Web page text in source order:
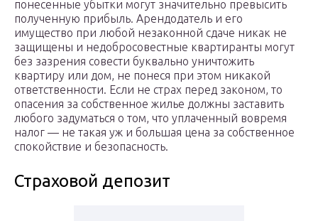
понесенные убытки могут значительно превысить
полученную прибыль. Арендодатель и его
имущество при любой незаконной сдаче никак не
защищены и недобросовестные квартиранты могут
без зазрения совести буквально уничтожить
квартиру или дом, не понеся при этом никакой
ответственности. Если не страх перед законом, то
опасения за собственное жилье должны заставить
любого задуматься о том, что уплаченный вовремя
налог — не такая уж и большая цена за собственное
спокойствие и безопасность.
Страховой депозит